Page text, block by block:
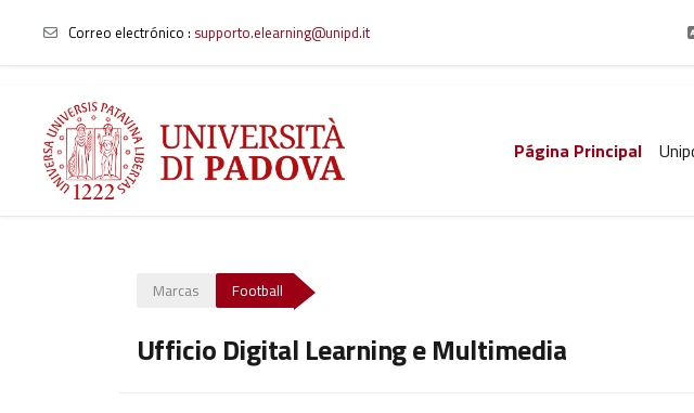
Salta al contenido principal
Correo electrónico : supporto.elearning@unipd.it
Página Principal
Marcas Football
Ufficio Digital Learning e Multimedia